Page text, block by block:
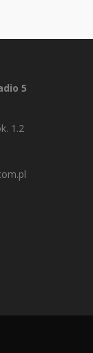
5
1.2